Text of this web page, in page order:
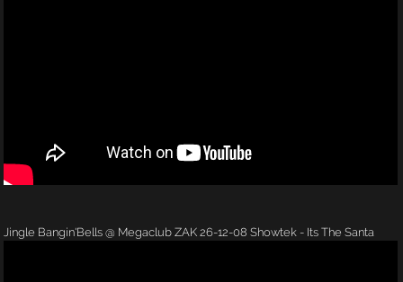
Jingle Bangin'Bells @ Megaclub ZAK 26-12-08 Showtek - Its The Santa